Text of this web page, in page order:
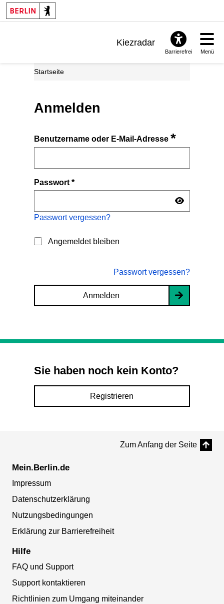
Kiezradar
Barrierefrei Menü
Startseite
Anmelden
Benutzername oder E-Mail-Adresse*
Passwort*
Passwort vergessen?
Angemeldet bleiben
Passwort vergessen?
Anmelden
Sie haben noch kein Konto?
Registrieren
Zum Anfang der Seite
Mein.Berlin.de
Impressum
Datenschutzerklärung
Nutzungsbedingungen
Erklärung zur Barrierefreiheit
Hilfe
FAQ und Support
Support kontaktieren
Richtlinien zum Umgang miteinander